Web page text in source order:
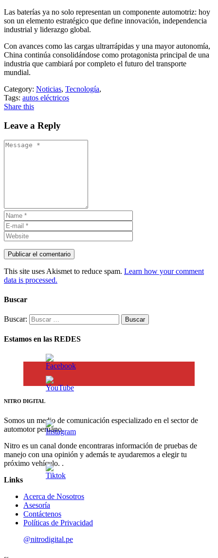
Las baterías ya no solo representan un componente automotriz: hoy
son un elemento estratégico que define innovación, independencia
industrial y liderazgo global.
Con avances como las cargas ultrarrápidas y una mayor autonomía,
China continúa consolidándose como protagonista principal de una
industria que cambiará por completo el futuro del transporte
mundial.
Category: Noticias, Tecnología,
Tags: autos eléctricos
Share this
Leave a Reply
This site uses Akismet to reduce spam. Learn how your comment
data is processed.
Buscar
Buscar:
Estamos en las REDES
NITRO DIGITAL
Somos un medio de comunicación especializado en el sector de
automotor peruano.
Nitro es un canal donde encontraras información de pruebas de
manejo con una opinión y además te ayudaremos a elegir tu
próximo vehículo. .
Links
Acerca de Nosotros
Asesoría
Contáctenos
Políticas de Privacidad
@nitrodigital.pe